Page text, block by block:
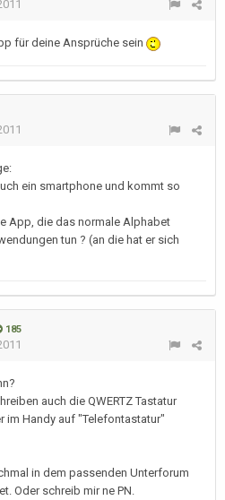
für deine Ansprüche sein
ein smartphone und kommt so
App, die das normale Alphabet
tun ? (an die hat er sich
185
auch die QWERTZ Tastatur
im Handy auf "Telefontastatur"
in dem passenden Unterforum
Oder schreib mir ne PN.